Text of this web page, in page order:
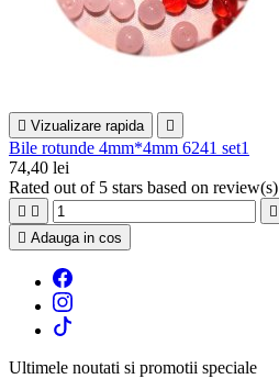
 Vizualizare rapida 
Bile rotunde 4mm*4mm 6241 set1
74,40 lei
Rated out of 5 stars based on review(s)
  
 Adauga in cos
Ultimele noutati si promotii speciale